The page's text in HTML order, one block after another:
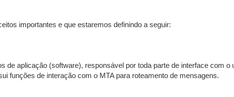
importantes e que estaremos definindo a seguir:
de aplicação (software), responsável por toda parte de interface com
funções de interação com o MTA para roteamento de mensagens.